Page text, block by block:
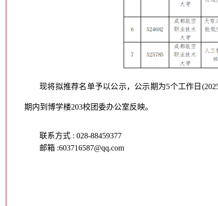
现将拟推荐名单予以公示，公示期为5个工作日
期内到博学楼203校团委办公室反映。
联系方式 : 028-88459377
邮箱 :603716587@qq.com